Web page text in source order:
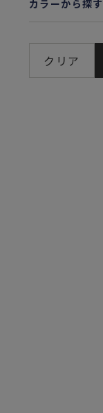
カラーから探す
クリア